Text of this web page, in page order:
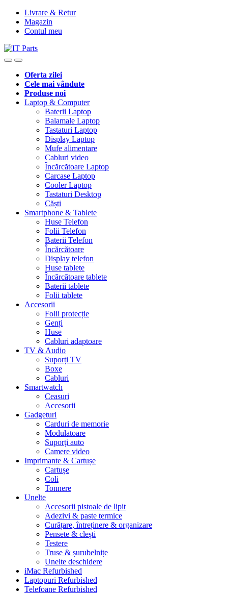
Livrare & Retur
Magazin
Contul meu
Oferta zilei
Cele mai vândute
Produse noi
Laptop & Computer
Baterii Laptop
Balamale Laptop
Tastaturi Laptop
Display Laptop
Mufe alimentare
Cabluri video
Încărcătoare Laptop
Carcase Laptop
Cooler Laptop
Tastaturi Desktop
Căști
Smartphone & Tablete
Huse Telefon
Folii Telefon
Baterii Telefon
Încărcătoare
Display telefon
Huse tablete
Încărcătoare tablete
Baterii tablete
Folii tablete
Accesorii
Folii protecție
Genți
Huse
Cabluri adaptoare
TV & Audio
Suporți TV
Boxe
Cabluri
Smartwatch
Ceasuri
Accesorii
Gadgeturi
Carduri de memorie
Modulatoare
Suporți auto
Camere video
Imprimante & Cartușe
Cartușe
Coli
Tonnere
Unelte
Accesorii pistoale de lipit
Adezivi & paste termice
Curățare, întreținere & organizare
Pensete & clești
Testere
Truse & șurubelnițe
Unelte deschidere
iMac Refurbished
Laptopuri Refurbished
Telefoane Refurbished